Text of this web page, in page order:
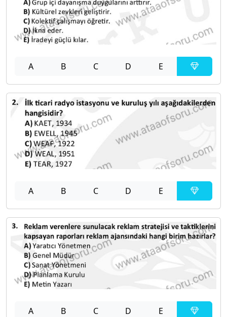
A B C D E
A B C D E
A B C D E